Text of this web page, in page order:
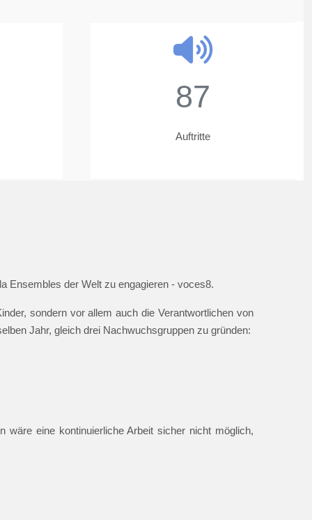
87
Auftritte
Ensembles der Welt zu engagieren - voces8.
sondern vor allem auch die Verantwortlichen von
Jahr, gleich drei Nachwuchsgruppen zu gründen:
wäre eine kontinuierliche Arbeit sicher nicht möglich,